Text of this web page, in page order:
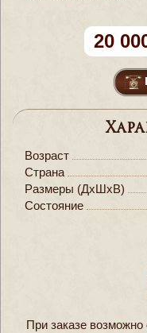
20
Возраст
Страна
Размеры (ДxШxВ)
Состояние
При заказе